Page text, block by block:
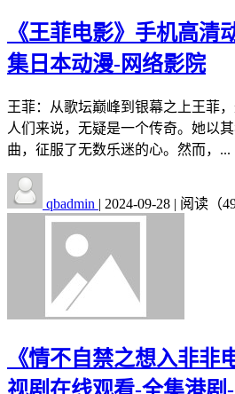
《王菲电影》手机高清
集日本动漫-网络影院
王菲：从歌坛巅峰到银幕之上王菲
人们来说，无疑是一个传奇。她以
曲，征服了无数乐迷的心。然而，...
qbadmin | 2024-09-28 | 阅读（
《情不自禁之想入非非
视剧在线观看-全集港剧